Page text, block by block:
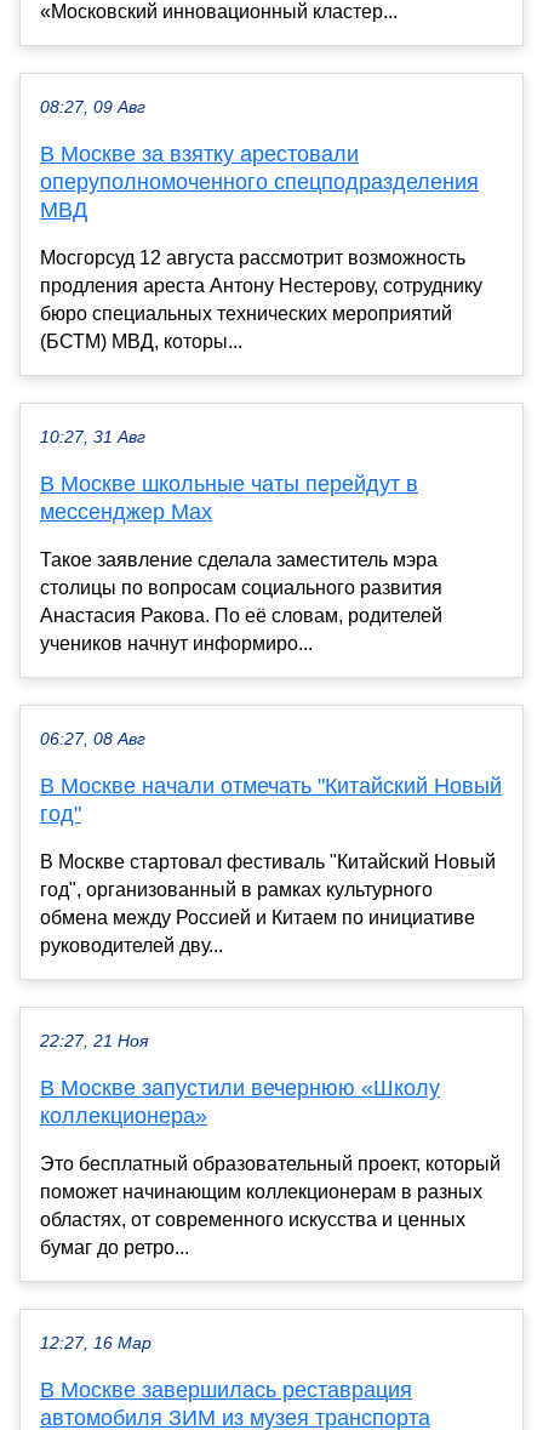
«Московский инновационный кластер...
08:27, 09 Авг
В Москве за взятку арестовали
оперуполномоченного спецподразделения
МВД
Мосгорсуд 12 августа рассмотрит возможность
продления ареста Антону Нестерову, сотруднику
бюро специальных технических мероприятий
(БСТМ) МВД, которы...
10:27, 31 Авг
В Москве школьные чаты перейдут в
мессенджер Мах
Такое заявление сделала заместитель мэра
столицы по вопросам социального развития
Анастасия Ракова. По её словам, родителей
учеников начнут информиро...
06:27, 08 Авг
В Москве начали отмечать "Китайский Новый
год"
В Москве стартовал фестиваль "Китайский Новый
год", организованный в рамках культурного
обмена между Россией и Китаем по инициативе
руководителей дву...
22:27, 21 Ноя
В Москве запустили вечернюю «Школу
коллекционера»
Это бесплатный образовательный проект, который
поможет начинающим коллекционерам в разных
областях, от современного искусства и ценных
бумаг до ретро...
12:27, 16 Мар
В Москве завершилась реставрация
автомобиля ЗИМ из музея транспорта